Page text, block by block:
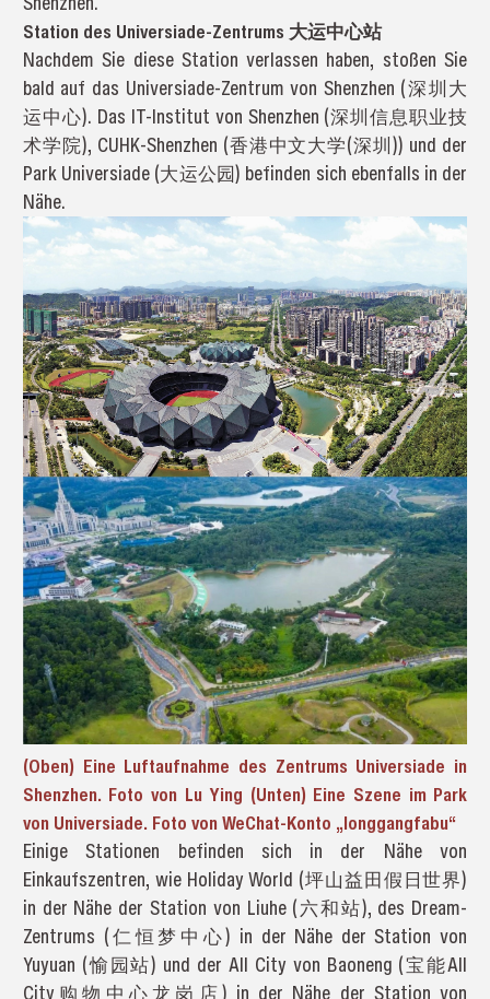
Station des Universiade-Zentrums 大运中心站
Nachdem Sie diese Station verlassen haben, stoßen Sie
bald auf das Universiade-Zentrum von Shenzhen (深圳大
运中心). Das IT-Institut von Shenzhen (深圳信息职业技
术学院), CUHK-Shenzhen (香港中文大学(深圳)) und der
Park Universiade (大运公园) befinden sich ebenfalls in der
Nähe.
(Oben) Eine Luftaufnahme des Zentrums Universiade in
Shenzhen. Foto von Lu Ying (Unten) Eine Szene im Park
von Universiade. Foto von WeChat-Konto „longgangfabu“
Einige Stationen befinden sich in der Nähe von
Einkaufszentren, wie Holiday World (坪山益田假日世界)
in der Nähe der Station von Liuhe (六和站), des Dream-
Zentrums (仁恒梦中心) in der Nähe der Station von
Yuyuan (愉园站) und der All City von Baoneng (宝能All
City购物中心龙岗店) in der Nähe der Station von